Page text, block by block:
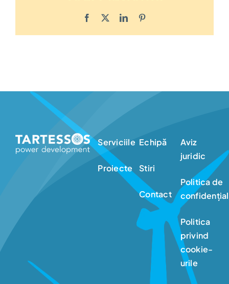
Facebook
TwitterLinkedIn
Serviciile
Proiecte
Echipă
Stiri
Contact
Aviz
juridic
Politica de
Politica
privind
cookie-
urile